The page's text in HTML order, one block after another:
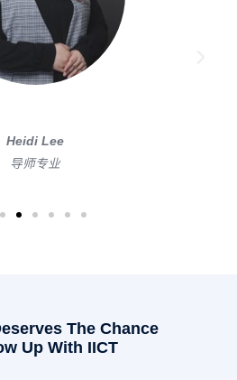
Mandy Lau
导师专业
The Chance
Up With IICT